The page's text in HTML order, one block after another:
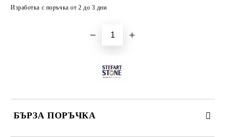
Изработка с поръчка от 2 до 3 дни
БЪРЗА ПОРЪЧКА